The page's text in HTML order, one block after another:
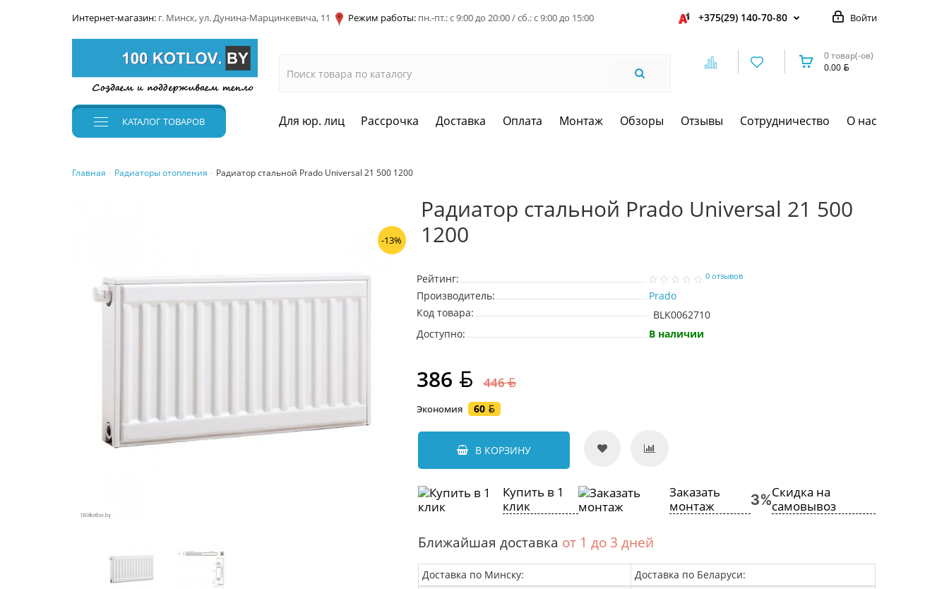
Интернет-магазин: г. Минск, ул. Дунина-Марцинкевича, 11 Режим работы: пн.-пт.: с 9:00 до 20:00 / сб.: с 9:00 до 15:00 Войти
+375(29) 140-70-80
0 товар(-ов)
0.00
КАТАЛОГТОВАРОВ Для юр. лиц Рассрочка Доставка Оплата Монтаж Обзоры Отзывы Сотрудничество О нас
Главная Радиаторы отопления Радиатор стальной Prado Universal 21 500 1200
-13%
Радиатор стальной Prado Universal 21 500
1200
Рейтинг: 0 отзывов
Производитель:
Prado
Код товара:
BLK0062710
Доступно:
В наличии
386 446
Экономия 60
В КОРЗИНУ
Купить в 1
клик
Заказать
монтаж
Скидка на
самовывоз
Ближайшая доставка от 1 до 3 дней
Доставка по Минску:
Доставка по Беларуси: